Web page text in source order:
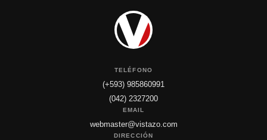
TELÉFONO
(+593) 985860991
(042) 2327200
EMAIL
webmaster@vistazo.com
DIRECCIÓN